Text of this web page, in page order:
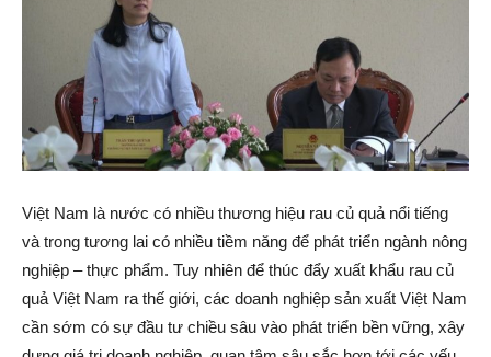
Việt Nam là nước có nhiều thương hiệu rau củ quả nổi tiếng
và trong tương lai có nhiều tiềm năng để phát triển ngành nông
nghiệp – thực phẩm. Tuy nhiên để thúc đẩy xuất khẩu rau củ
quả Việt Nam ra thế giới, các doanh nghiệp sản xuất Việt Nam
cần sớm có sự đầu tư chiều sâu vào phát triển bền vững, xây